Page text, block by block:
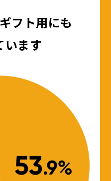
フト用にも
います